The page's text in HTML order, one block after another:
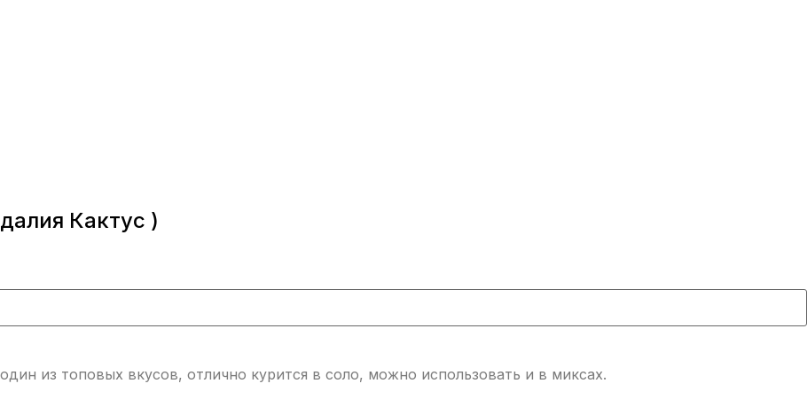
Кактус )
из топовых вкусов, отлично курится в соло, можно использовать и в миксах.